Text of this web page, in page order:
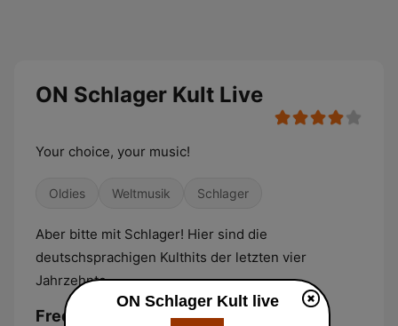
ON Schlager Kult Live
Your choice, your music!
Oldies Weltmusik Schlager
Aber bitte mit Schlager! Hier sind die
deutschsprachigen Kulthits der letzten vier
Jahrzehnte.
Frequenzen ON Schlager Kult:
ON Schlager Kult live